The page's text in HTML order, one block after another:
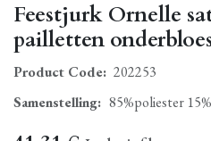
Feestjurk Ornelle
pailletten
Product Code: 202253
Samenstelling: 85%poliester